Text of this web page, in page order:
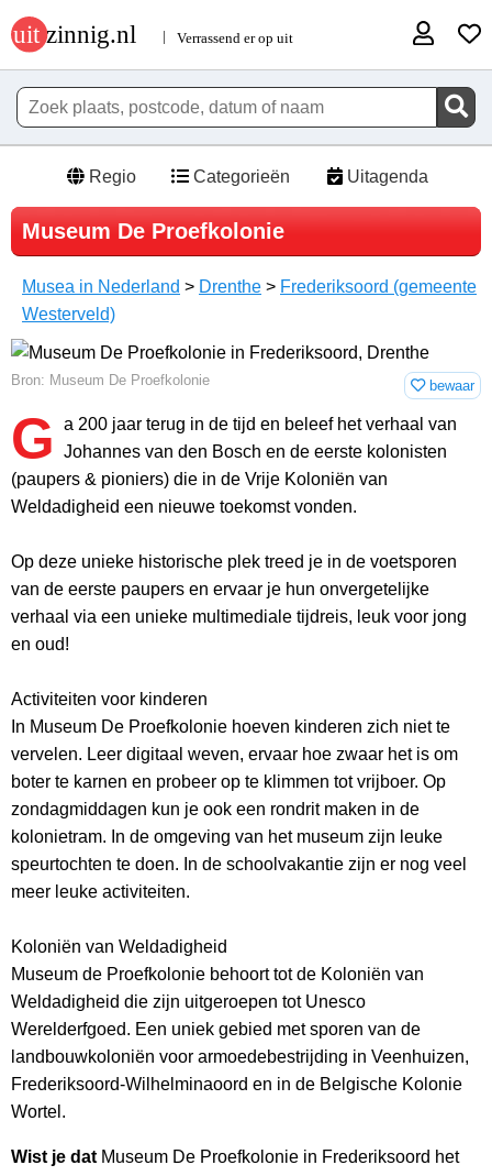
Regio Categorieën Uitagenda
Museum De Proefkolonie
Musea in Nederland > Drenthe > Frederiksoord (gemeente
Westerveld)
bewaar
Bron: Museum De Proefkolonie
G
a 200 jaar terug in de tijd en beleef het verhaal van
Johannes van den Bosch en de eerste kolonisten
(paupers & pioniers) die in de Vrije Koloniën van
Weldadigheid een nieuwe toekomst vonden.
Op deze unieke historische plek treed je in de voetsporen
van de eerste paupers en ervaar je hun onvergetelijke
verhaal via een unieke multimediale tijdreis, leuk voor jong
en oud!
Activiteiten voor kinderen
In Museum De Proefkolonie hoeven kinderen zich niet te
vervelen. Leer digitaal weven, ervaar hoe zwaar het is om
boter te karnen en probeer op te klimmen tot vrijboer. Op
zondagmiddagen kun je ook een rondrit maken in de
kolonietram. In de omgeving van het museum zijn leuke
speurtochten te doen. In de schoolvakantie zijn er nog veel
meer leuke activiteiten.
Koloniën van Weldadigheid
Museum de Proefkolonie behoort tot de Koloniën van
Weldadigheid die zijn uitgeroepen tot Unesco
Werelderfgoed. Een uniek gebied met sporen van de
landbouwkoloniën voor armoedebestrijding in Veenhuizen,
Frederiksoord-Wilhelminaoord en in de Belgische Kolonie
Wortel.
Wist je dat Museum De Proefkolonie in Frederiksoord het